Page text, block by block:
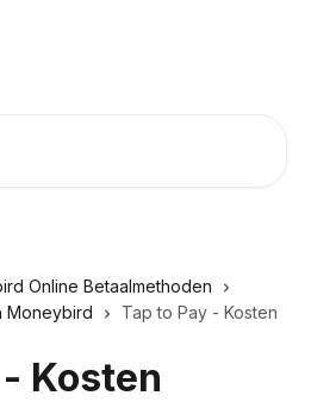
Online Betaalmethoden
Moneybird
Tap to Pay - Kosten
Kosten